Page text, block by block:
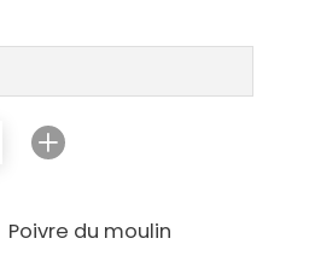
Poivre du moulin